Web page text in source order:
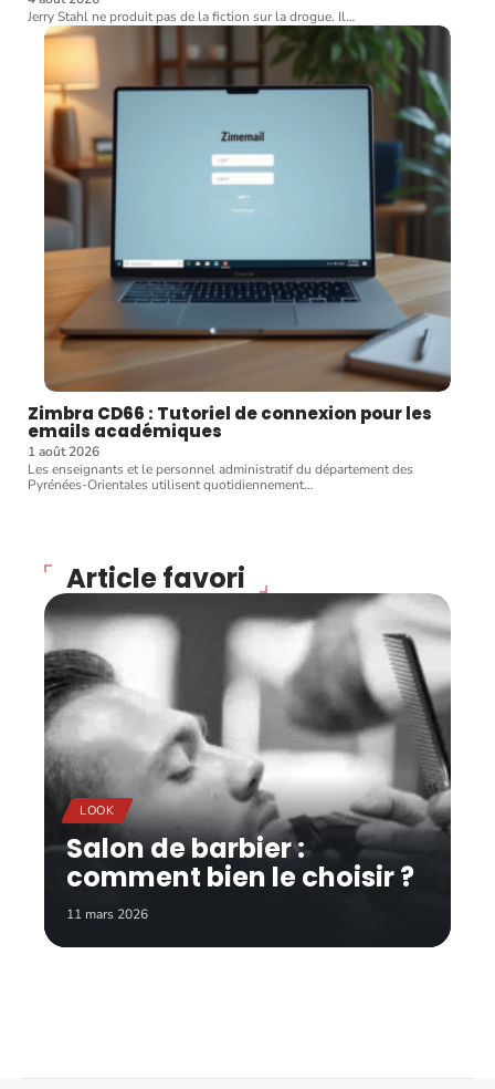
Jerry Stahl ne produit pas de la fiction sur la drogue. Il…
Zimbra CD66 : Tutoriel de connexion pour les
emails académiques
1 août 2026
Les enseignants et le personnel administratif du département des
Pyrénées-Orientales utilisent quotidiennement…
Article favori
LOOK
Salon de barbier :
comment bien le choisir ?
11 mars 2026